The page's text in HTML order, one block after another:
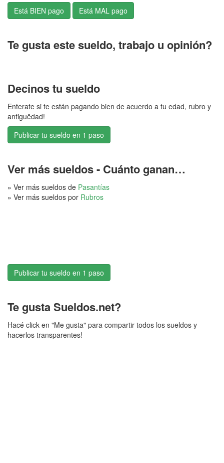
Te gusta este sueldo, trabajo u opinión?
Decinos tu sueldo
Enterate si te están pagando bien de acuerdo a tu edad, rubro y
antiguëdad!
Publicar tu sueldo en 1 paso
Ver más sueldos - Cuánto ganan…
» Ver más sueldos de Pasantías
» Ver más sueldos por Rubros
Publicar tu sueldo en 1 paso
Te gusta Sueldos.net?
Hacé click en "Me gusta" para compartir todos los sueldos y
hacerlos transparentes!